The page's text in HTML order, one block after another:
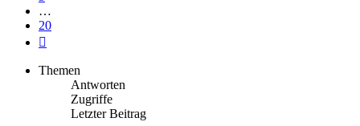
…
20
Themen
Antworten
Zugriffe
Letzter Beitrag